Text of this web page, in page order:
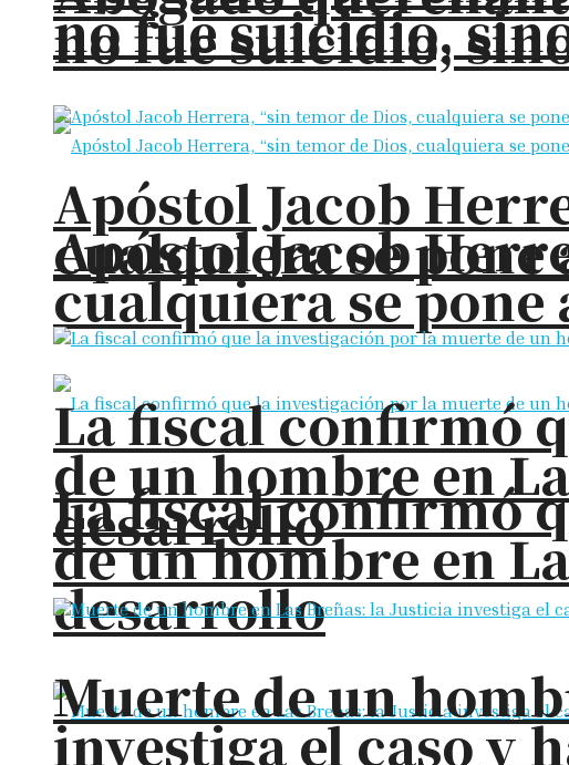
no fue suicidio,
Apóstol Jacob
cualquiera se
La fiscal confirmó
de un hombre en
desarrollo
no fue suicidio,
Apóstol Jacob
cualquiera se
La fiscal confirmó
de un hombre en
desarrollo
Muerte de un
investiga el caso y